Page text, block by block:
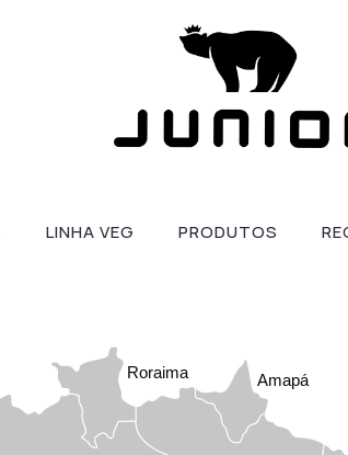
LINHA VEG PRODUTOS
Amapá
Roraima